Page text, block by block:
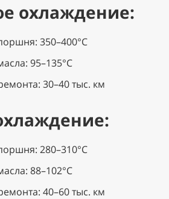
охлаждение:
350–400°C
95–135°C
30–40 тыс. км
280–310°C
88–102°C
40–60 тыс. км